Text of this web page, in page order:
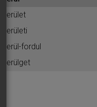
kerület
kerületi
kerül-fordul
kerülget